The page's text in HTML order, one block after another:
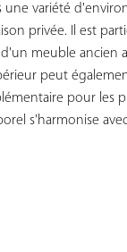
une variété
privée. Il est
meuble ancien
peut
pour les
s'harmonise